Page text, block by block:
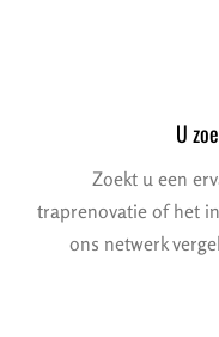
U
Zoekt u een
traprenovatie of het
ons netwerk